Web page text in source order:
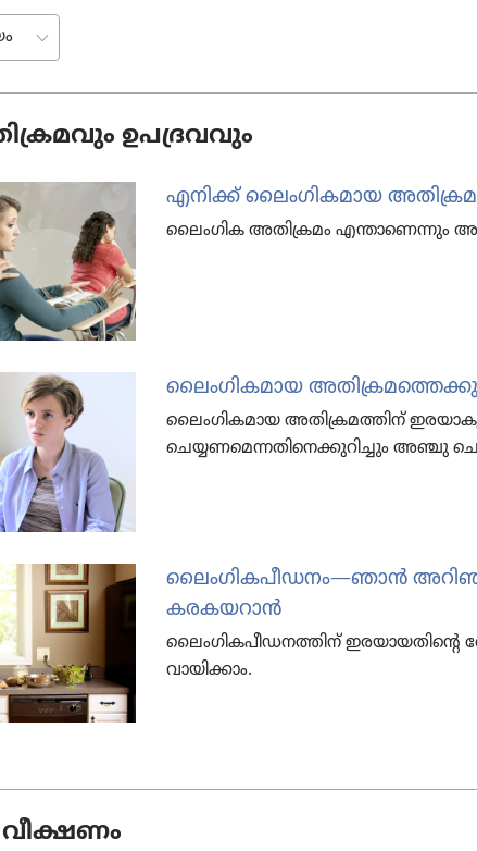
ഉപദ്രവവും
എനിക്ക്‌ ലൈം​ഗി​ക​മാ​യ
ലൈം​ഗി​ക അതി​ക്ര​മം എന്താ​ണെ​ന്നും
ലൈം​ഗി​ക​മാ​യ
ലൈം​ഗി​ക​മാ​യ അതി​ക്ര​മ​ത്തിന്‌
ചെയ്യണ​മെ​ന്ന​തി​നെ​ക്കു​റി​ച്ചും അഞ്ചു
ലൈം​ഗി​ക​പീ​ഡ​നം—ഞാൻ
കരകയ​റാൻ
ലൈം​ഗി​ക​പീ​ഡ​ന​ത്തിന്‌
വായി​ക്കാം.